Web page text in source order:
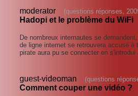
moderator (questions réponses,
Hadopi et le problème du WiFi
De nombreux internautes se
de ligne internet se retrouvera accusé à
pirate aura pu se connecter en s'introdui
guest-videoman (questions
Comment couper une vidéo ?